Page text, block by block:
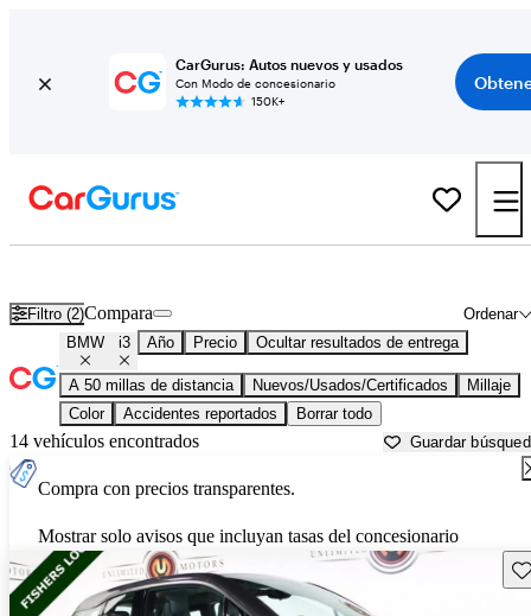
CarGurus: Autos nuevos y usados
Con Modo de concesionario
150K+
Filtro (2) Ordenar
Compara
BMW i3 Año Precio Ocultar resultados de entrega
A 50 millas de distancia Nuevos/Usados/Certificados
Millaje
Color
Accidentes reportados Borrar todo
14 vehículos encontrados Guardar
Compra con precios transparentes.
Mostrar solo avisos que incluyan tasas del concesionario